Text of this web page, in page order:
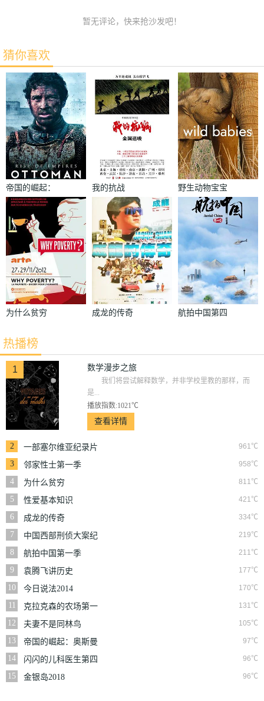
暂无评论，快来抢沙发吧！
猜你喜欢
帝国的崛起：
奥斯曼第一季
我的抗战
野生动物宝宝
第一季
为什么贫穷 成龙的传奇
航拍中国第四
热播榜
1 数学漫步之旅
我们将尝试解释数学，并非学校里教的那样，而
是...
播放指数:1021℃
查看详情
2 961℃
一部塞尔维亚纪录片
3
958℃
邻家性士第一季
4
811℃
为什么贫穷
5
421℃
性爱基本知识
6
334℃
成龙的传奇
7
219℃
中国西部刑侦大案纪
实
8 211℃
航拍中国第一季
9
177℃
袁腾飞讲历史
10
170℃
今日说法2014
11
131℃
克拉克森的农场第一
季
12 105℃
夫妻不是同林鸟
13
97℃
帝国的崛起：奥斯曼
第一季
14 96℃
闪闪的儿科医生第四
季
15 96℃
金银岛2018